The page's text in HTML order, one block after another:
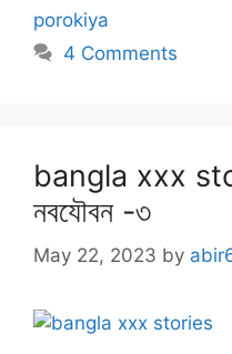
porokiya
4 Comments
bangla xxx
নবযৌবন -৩
May 22, 2023 by